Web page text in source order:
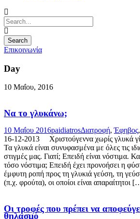
Επικοινωνία
Day
10 Μαΐου, 2016
Να το γλυκάνω;
10 Μαΐου 2016paidiatrosΔιατροφή, Έφηβος,
16-12-2013 Χριστούγεννα χωρίς γλυκά
Τα γλυκά είναι συνυφασμένα με όλες τις
στιγμές μας. Γιατί; Επειδή είναι νόστιμα.
τόσο νόστιμα; Επειδή έχει προνοήσει η
έμφυτη ροπή προς τη γλυκιά γεύση, τη
(π.χ. φρούτα), οι οποίοι είναι απαραίτητοι
Οι τροφές που πρέπει να
θηλασμό